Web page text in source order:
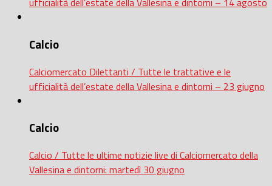
Calcio
Calciomercato Dilettanti / Tutte le trattative e le
ufficialità dell’estate della Vallesina e dintorni – 23 giugno
Calcio
Calcio / Tutte le ultime notizie live di Calciomercato della
Vallesina e dintorni: martedì 30 giugno